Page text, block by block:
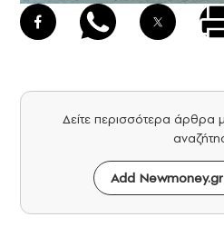
Δείτε περισσότερα άρθρα
Add